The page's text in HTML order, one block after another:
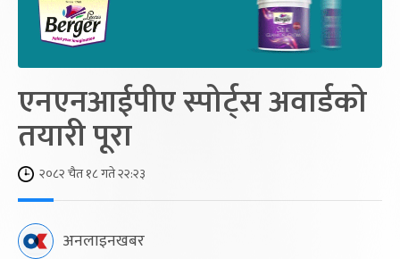
एनएनआईपीए स्पोर्ट्स अवार्डको
तयारी पूरा
२०८२ चैत १८ गते २२:२३
अनलाइनखबर